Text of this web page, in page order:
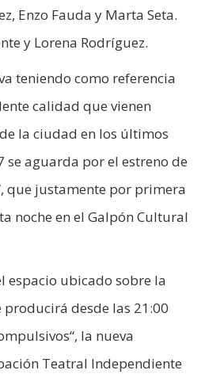
Enzo Fauda y Marta Seta.
y Lorena Rodríguez.
teniendo como referencia
calidad que vienen
la ciudad en los últimos
aguarda por el estreno de
que justamente por primera
noche en el Galpón Cultural
espacio ubicado sobre la
producirá desde las 21:00
la nueva
Teatral Independiente